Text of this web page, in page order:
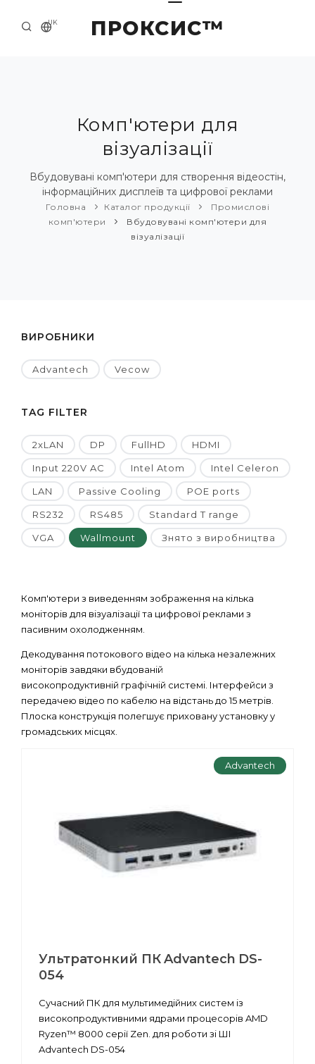
ПРОКСИС™
UK
ПРИКЛАДИ ТА РІШЕННЯ
КАТАЛОГ ПРОДУКЦІЇ
НОВИНИ
Комп'ютери для
візуалізації
Вбудовувані комп'ютери для створення відеостін,
інформаційних дисплеїв та цифрової реклами
Головна Каталог продукції
Промислові
комп'ютери
Вбудовувані комп'ютери для
візуалізації
ВИРОБНИКИ
Advantech Vecow
TAG FILTER
2xLAN DP FullHD HDMI
Input 220V AC Intel Atom Intel Celeron
LAN Passive Cooling POE ports
RS232 RS485 Standard T range
VGA Wallmount Знято з виробництва
Комп'ютери з виведенням зображення на кілька
моніторів для візуалізації та цифрової реклами з
пасивним охолодженням.
Декодування потокового відео на кілька незалежних
моніторів завдяки вбудованій
високопродуктивній графічній системі. Інтерфейси з
передачею відео по кабелю на відстань до 15 метрів.
Плоска конструкція полегшує приховану установку у
громадських місцях.
Advantech
Ультратонкий ПК Advantech DS-
054
Сучасний ПК для мультимедійних систем із
високопродуктивними ядрами процесорів AMD
Ryzen™ 8000 серії Zen. для роботи зі ШІ
Advantech DS-054